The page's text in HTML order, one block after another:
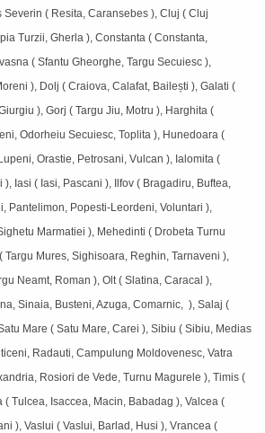
( Resita, Caransebes ), Cluj ( Cluj
Turzii, Gherla ), Constanta ( Constanta,
( Sfantu Gheorghe, Targu Secuiesc ),
), Dolj ( Craiova, Calafat, Bailești ), Galati (
), Gorj ( Targu Jiu, Motru ), Harghita (
Odorheiu Secuiesc, Toplita ), Hunedoara (
Orastie, Petrosani, Vulcan ), Ialomita (
Iasi ( Iasi, Pascani ), Ilfov ( Bragadiru, Buftea,
Pantelimon, Popesti-Leordeni, Voluntari ),
Marmatiei ), Mehedinti ( Drobeta Turnu
Targu Mures, Sighisoara, Reghin, Tarnaveni ),
Neamt, Roman ), Olt ( Slatina, Caracal ),
Sinaia, Busteni, Azuga, Comarnic, ), Salaj (
Mare ( Satu Mare, Carei ), Sibiu ( Sibiu, Medias
Radauti, Campulung Moldovenesc, Vatra
Rosiori de Vede, Turnu Magurele ), Timis (
Tulcea, Isaccea, Macin, Babadag ), Valcea (
), Vaslui ( Vaslui, Barlad, Husi ), Vrancea (